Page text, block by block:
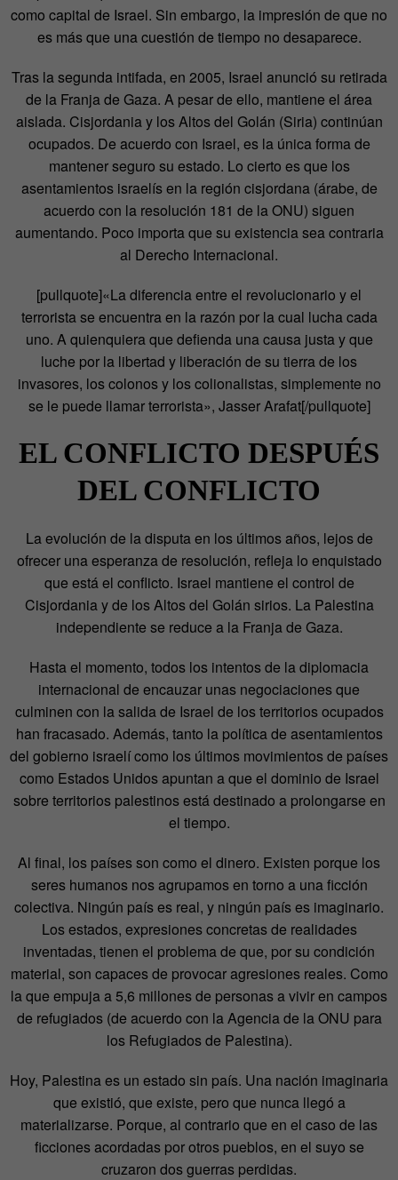
como capital de Israel. Sin embargo, la impresión de que no
es más que una cuestión de tiempo no desaparece.
Tras la segunda intifada, en 2005, Israel anunció su retirada
de la Franja de Gaza. A pesar de ello, mantiene el área
aislada. Cisjordania y los Altos del Golán (Siria) continúan
ocupados. De acuerdo con Israel, es la única forma de
mantener seguro su estado. Lo cierto es que los
asentamientos israelís en la región cisjordana (árabe, de
acuerdo con la resolución 181 de la ONU) siguen
aumentando. Poco importa que su existencia sea contraria
al Derecho Internacional.
[pullquote]«La diferencia entre el revolucionario y el
terrorista se encuentra en la razón por la cual lucha cada
uno. A quienquiera que defienda una causa justa y que
luche por la libertad y liberación de su tierra de los
invasores, los colonos y los colionalistas, simplemente no
se le puede llamar terrorista», Jasser Arafat[/pullquote]
EL CONFLICTO DESPUÉS
DEL CONFLICTO
La evolución de la disputa en los últimos años, lejos de
ofrecer una esperanza de resolución, refleja lo enquistado
que está el conflicto. Israel mantiene el control de
Cisjordania y de los Altos del Golán sirios. La Palestina
independiente se reduce a la Franja de Gaza.
Hasta el momento, todos los intentos de la diplomacia
internacional de encauzar unas negociaciones que
culminen con la salida de Israel de los territorios ocupados
han fracasado. Además, tanto la política de asentamientos
del gobierno israelí como los últimos movimientos de países
como Estados Unidos apuntan a que el dominio de Israel
sobre territorios palestinos está destinado a prolongarse en
el tiempo.
Al final, los países son como el dinero. Existen porque los
seres humanos nos agrupamos en torno a una ficción
colectiva. Ningún país es real, y ningún país es imaginario.
Los estados, expresiones concretas de realidades
inventadas, tienen el problema de que, por su condición
material, son capaces de provocar agresiones reales. Como
la que empuja a 5,6 millones de personas a vivir en campos
de refugiados (de acuerdo con la Agencia de la ONU para
los Refugiados de Palestina).
Hoy, Palestina es un estado sin país. Una nación imaginaria
que existió, que existe, pero que nunca llegó a
materializarse. Porque, al contrario que en el caso de las
ficciones acordadas por otros pueblos, en el suyo se
cruzaron dos guerras perdidas.